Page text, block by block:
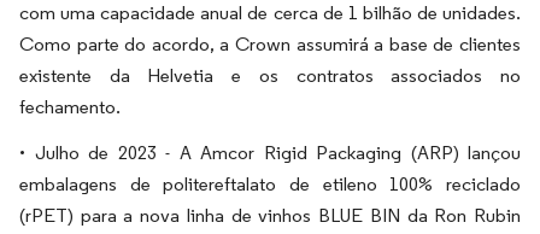
com uma capacidade anual de cerca de 1 bilhão de unidades.
Como parte do acordo, a Crown assumirá a base de clientes
existente da Helvetia e os contratos associados no
fechamento.
• Julho de 2023 - A Amcor Rigid Packaging (ARP) lançou
embalagens de politereftalato de etileno 100% reciclado
(rPET) para a nova linha de vinhos BLUE BIN da Ron Rubin